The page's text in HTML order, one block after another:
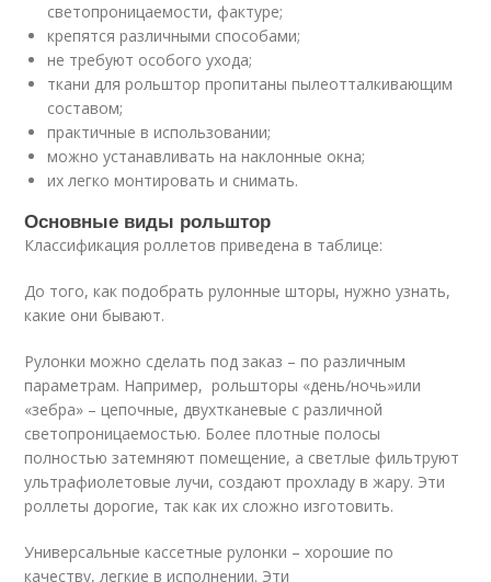
светопроницаемости, фактуре;
крепятся различными способами;
не требуют особого ухода;
ткани для рольштор пропитаны пылеотталкивающим
составом;
практичные в использовании;
можно устанавливать на наклонные окна;
их легко монтировать и снимать.
Основные виды рольштор
Классификация роллетов приведена в таблице:
До того, как подобрать рулонные шторы, нужно узнать,
какие они бывают.
Рулонки можно сделать под заказ – по различным
параметрам. Например, рольшторы «день/ночь»или
«зебра» – цепочные, двухтканевые с различной
светопроницаемостью. Более плотные полосы
полностью затемняют помещение, а светлые фильтруют
ультрафиолетовые лучи, создают прохладу в жару. Эти
роллеты дорогие, так как их сложно изготовить.
Универсальные кассетные рулонки – хорошие по
качеству, легкие в исполнении. Эти